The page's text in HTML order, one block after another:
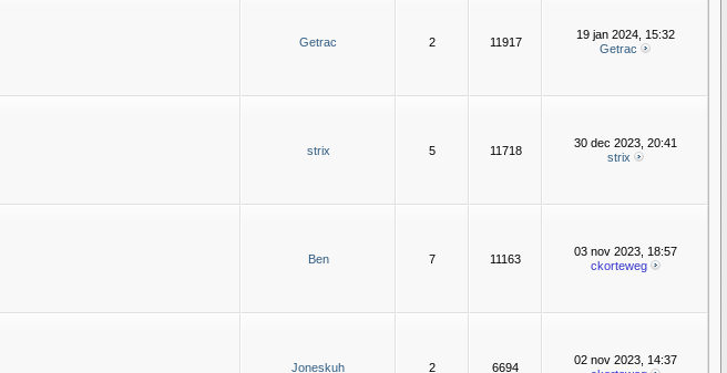
Getrac 2 11917
19 jan 2024, 15:32
Getrac
strix 5 11718
30 dec 2023, 20:41
strix
Ben 7 11163
03 nov 2023, 18:57
ckorteweg
Joneskuh 2 6694
02 nov 2023, 14:37